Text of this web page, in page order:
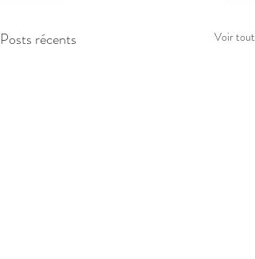
Posts récents Voir tout